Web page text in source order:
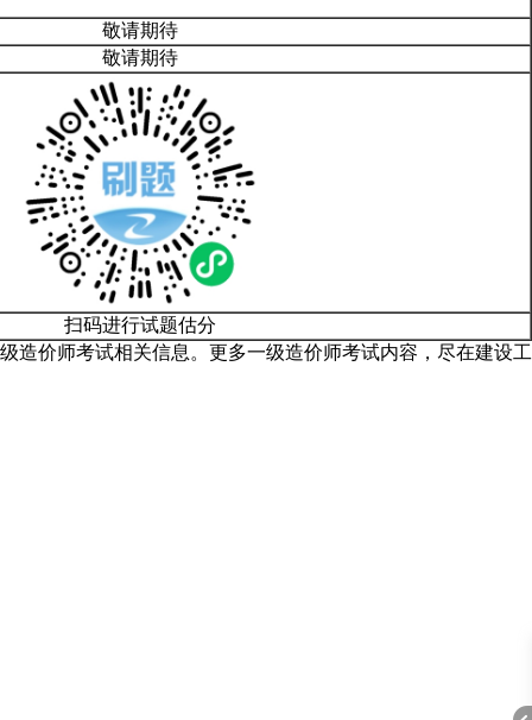
敬请期待
敬请期待
扫码进行试题估分
造价师考试相关信息。更多一级造价师考试内容，尽在建设工